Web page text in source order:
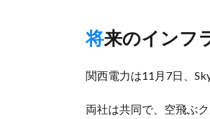
将来のイン
関西電力は11月7日、
両社は共同で、空飛ぶ